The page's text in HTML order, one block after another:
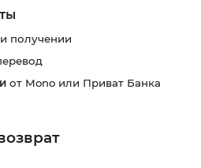
получении
от Mono или Приват Банка